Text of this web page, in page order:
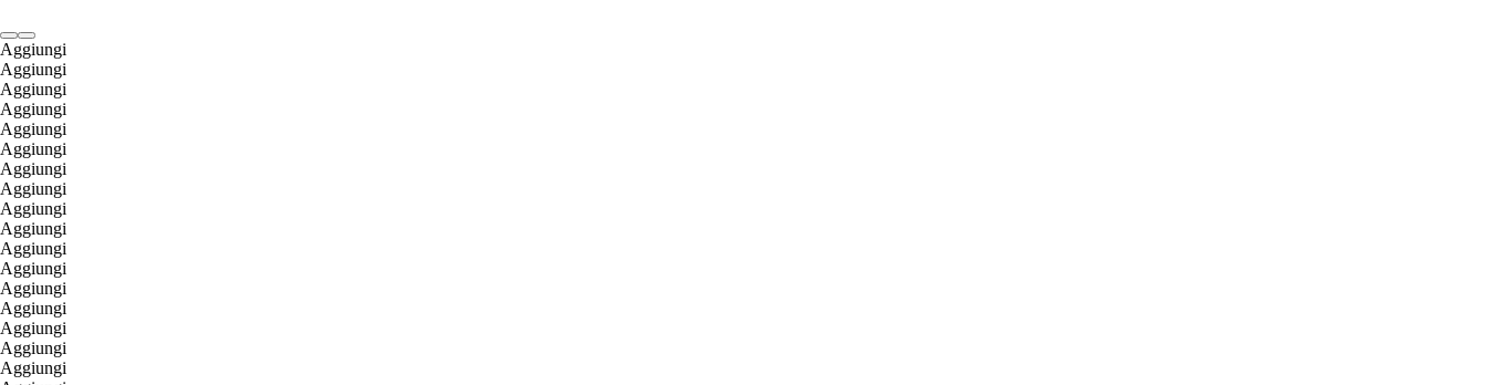
Aggiungi
Aggiungi
Aggiungi
Aggiungi
Aggiungi
Aggiungi
Aggiungi
Aggiungi
Aggiungi
Aggiungi
Aggiungi
Aggiungi
Aggiungi
Aggiungi
Aggiungi
Aggiungi
Aggiungi